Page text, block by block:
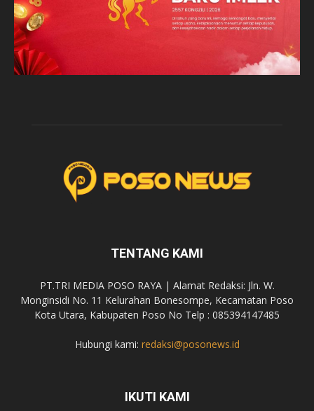
TENTANG KAMI
PT.TRI MEDIA POSO RAYA | Alamat Redaksi: Jln. W.
Monginsidi No. 11 Kelurahan Bonesompe, Kecamatan Poso
Kota Utara, Kabupaten Poso No Telp : 085394147485
Hubungi kami: redaksi@posonews.id
IKUTI KAMI